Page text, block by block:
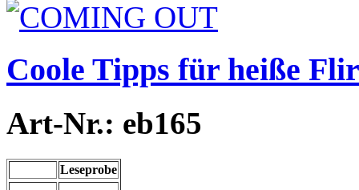
Coole Tipps für heiße
Art-Nr.: eb165
Leseprobe